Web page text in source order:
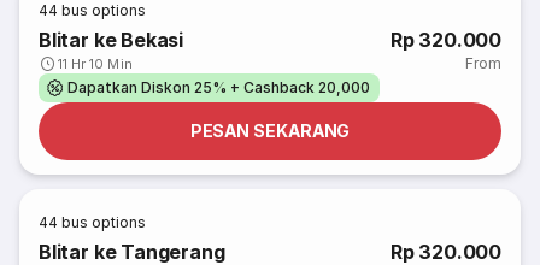
44 bus options
Blitar ke Bekasi
11 Hr 10 Min
Rp 320.000
From
Dapatkan Diskon 25% + Cashback 20,000
PESAN SEKARANG
44 bus options
Blitar ke Tangerang Rp 320.000